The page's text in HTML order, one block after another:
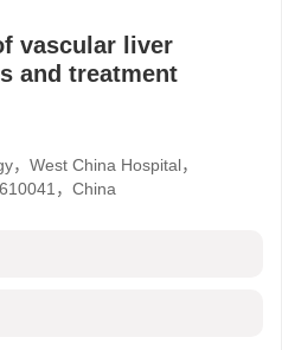
vascular liver
and treatment
West China Hospital，
，China